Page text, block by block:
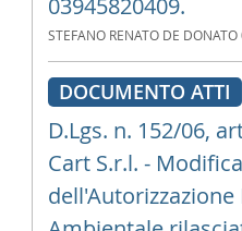
03945820409.
STEFANO RENATO DE DONATO
DOCUMENTO ATTI
D.Lgs. n. 152/06,
Cart S.r.l. -